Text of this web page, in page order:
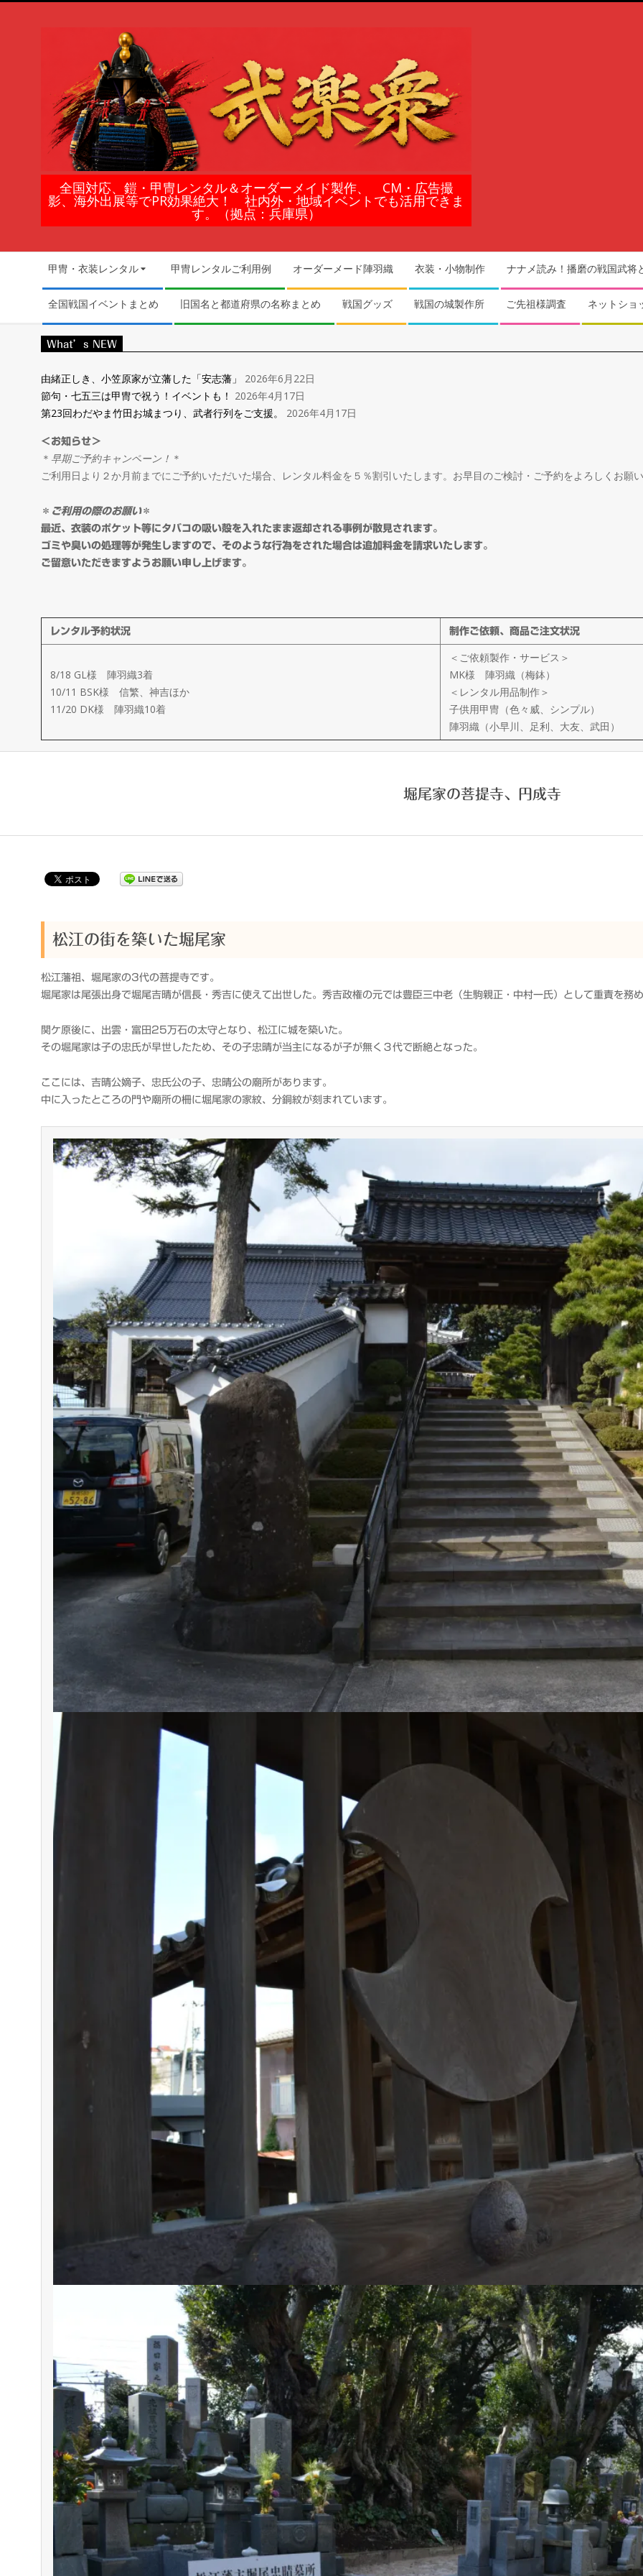
鎧
甲
冑
の
レ
ン
タ
ル
＆
オ
ー
ダ
ー
メ
イ
製
作
武
楽
衆
全国対応、鎧・甲冑レンタル＆オーダーメイド製作、 CM・広告撮
影、海外出展等でPR効果絶大！ 社内外・地域イベントでも活用できま
す。（拠点：兵庫県）
Navigation
Menu
甲冑・衣装レンタル 甲冑レンタルご利用例 オーダーメード陣羽織 衣装・小物制作 ナナメ読み！播磨の戦国武将
全国戦国イベントまとめ 旧国名と都道府県の名称まとめ 戦国グッズ 戦国の城製作所 ご先祖様調査 ネットショ
What’s NEW
由緒正しき、小笠原家が立藩した「安志藩」
2026年6月22日
節句・七五三は甲冑で祝う！イベントも！ 2026年4月17日
第23回わだやま竹田お城まつり、武者行列をご支援。
2026年4月17日
＜お知らせ＞
＊ 早期ご予約キャンペーン！ ＊
ご利用日より２か月前までにご予約いただいた場合、レンタル料金を５％割引いたします。お早目のご検討・ご予約をよろしくお願
＊ ご利用の際のお願い＊
最近、衣装のポケット等にタバコの吸い殻を入れたまま返却される事例が散見されます。
ゴミや臭いの処理等が発生しますので、そのような行為をされた場合は追加料金を請求いたします。
ご留意いただきますようお願い申し上げます。
レンタル予約状況 制作ご依頼、商品ご注文状況
8/18 GL様 陣羽織3着
10/11 BSK様 信繁、神吉ほか
11/20 DK様 陣羽織10着
＜ご依頼製作・サービス＞
MK様 陣羽織（梅鉢）
＜レンタル用品制作＞
子供用甲冑（色々威、シンプル）
陣羽織（小早川、足利、大友、武田）
堀尾家の菩提寺、円成寺
松江の街を築いた堀尾家
松江藩祖、堀尾家の3代の菩提寺です。
堀尾家は尾張出身で堀尾吉晴が信長・秀吉に使えて出世した。秀吉政権の元では豊臣三中老（生駒親正・中村一氏）として重責を務
関ケ原後に、出雲・富田25万石の太守となり、松江に城を築いた。
その堀尾家は子の忠氏が早世したため、その子忠晴が当主になるが子が無く３代で断絶となった。
ここには、吉晴公嫡子、忠氏公の子、忠晴公の廟所があります。
中に入ったところの門や廟所の柵に堀尾家の家紋、分銅紋が刻まれています。